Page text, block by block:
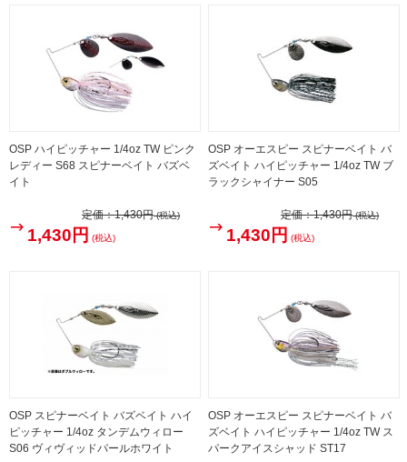
OSP ハイピッチャー 1/4oz TW ピンク
レディー S68 スピナーベイト バズベ
イト
定価：1,430円(税込)
1,430円 (税込)
OSP オーエスピー スピナーベイト バ
ズベイト ハイピッチャー 1/4oz TW ブ
ラックシャイナー S05
定価：1,430円(税込)
1,430円 (税込)
OSP スピナーベイト バズベイト ハイ
ピッチャー 1/4oz タンデムウィロー
S06 ヴィヴィッドパールホワイト
OSP オーエスピー スピナーベイト バ
ズベイト ハイピッチャー 1/4oz TW ス
パークアイスシャッド ST17